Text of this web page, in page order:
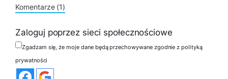
Komentarze (1)
Zaloguj poprzez sieci społecznościowe
Zgadzam się, że moje dane będą przechowywane zgodnie z polityką
prywatności